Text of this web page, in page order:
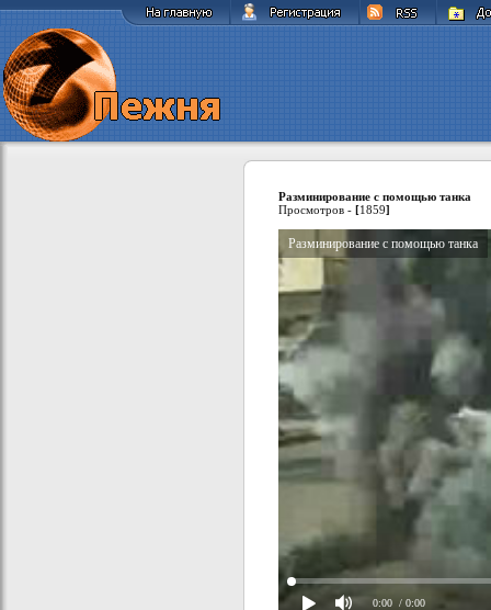
Разминирование с помощью танка
Просмотров - [1859]
Разминирование с помощью танка
0:00 / 0:00